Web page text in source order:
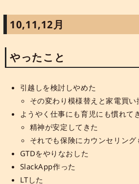
10,11,12月
やったこと
引越しを検討しやめた
その変わり模様替えと家電買い
ようやく仕事にも育児にも慣れて
精神が安定してきた
それでも保険にカウンセリング
GTDをやりなおした
SlackApp作った
LTした